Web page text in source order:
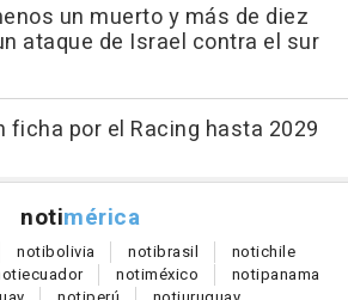
un muerto y más de diez
ataque de Israel contra el sur
ficha por el Racing hasta 2029
notimérica
notibolivia notibrasil notichile
ecuador notiméxico notipanama